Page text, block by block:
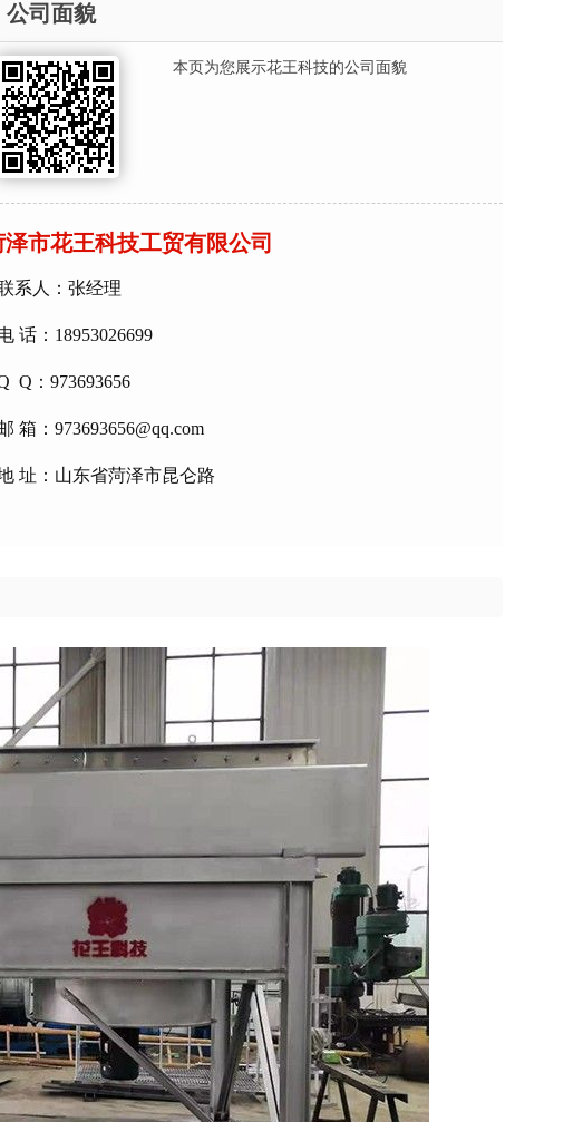
公司面貌
本页为您展示花王科技的公司面貌
泽市花王科技工贸有限公司
系人：张经理
话：18953026699
Q：973693656
箱：973693656@qq.com
址：山东省菏泽市昆仑路